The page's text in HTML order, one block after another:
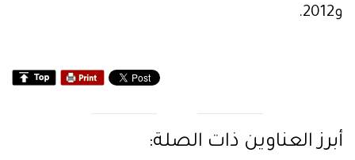
و2012.
أبرز العناوين ذات الصلة: